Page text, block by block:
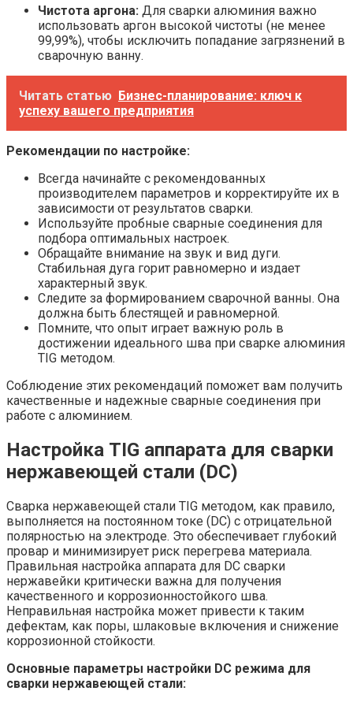
Чистота аргона: Для сварки алюминия важно
использовать аргон высокой чистоты (не менее
99,99%), чтобы исключить попадание загрязнений в
сварочную ванну.
Читать статью Бизнес-планирование: ключ к
успеху вашего предприятия
Рекомендации по настройке:
Всегда начинайте с рекомендованных
производителем параметров и корректируйте их в
зависимости от результатов сварки.
Используйте пробные сварные соединения для
подбора оптимальных настроек.
Обращайте внимание на звук и вид дуги.
Стабильная дуга горит равномерно и издает
характерный звук.
Следите за формированием сварочной ванны. Она
должна быть блестящей и равномерной.
Помните, что опыт играет важную роль в
достижении идеального шва при сварке алюминия
TIG методом.
Соблюдение этих рекомендаций поможет вам получить
качественные и надежные сварные соединения при
работе с алюминием.
Настройка TIG аппарата для сварки
нержавеющей стали (DC)
Сварка нержавеющей стали TIG методом, как правило,
выполняется на постоянном токе (DC) с отрицательной
полярностью на электроде. Это обеспечивает глубокий
провар и минимизирует риск перегрева материала.
Правильная настройка аппарата для DC сварки
нержавейки критически важна для получения
качественного и коррозионностойкого шва.
Неправильная настройка может привести к таким
дефектам, как поры, шлаковые включения и снижение
коррозионной стойкости.
Основные параметры настройки DC режима для
сварки нержавеющей стали: